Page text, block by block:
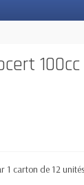
100cc
1 carton de 12